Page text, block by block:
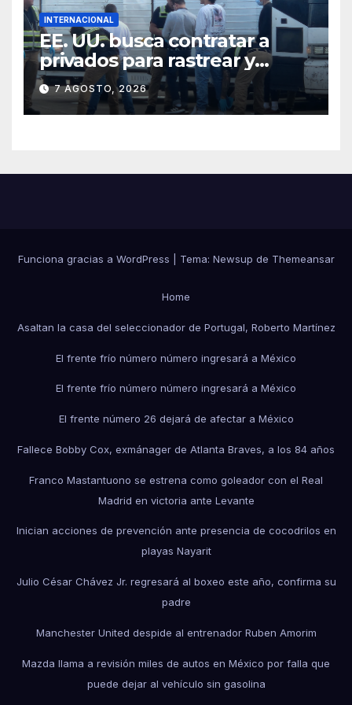
INTERNACIONAL
EE. UU. busca contratar a
privados para rastrear y
cobrar multas a migrantes
deportados en México y
Centroamérica
7 AGOSTO, 2026
Funciona gracias a WordPress Tema: Newsup de Themeansar
Home
Asaltan la casa del seleccionador de Portugal, Roberto Martínez
El frente frío número número ingresará a México
El frente frío número número ingresará a México
El frente número 26 dejará de afectar a México
Fallece Bobby Cox, exmánager de Atlanta Braves, a los 84 años
Franco Mastantuono se estrena como goleador con el Real
Madrid en victoria ante Levante
Inician acciones de prevención ante presencia de cocodrilos en
playas Nayarit
Julio César Chávez Jr. regresará al boxeo este año, confirma su
padre
Manchester United despide al entrenador Ruben Amorim
Mazda llama a revisión miles de autos en México por falla que
puede dejar al vehículo sin gasolina